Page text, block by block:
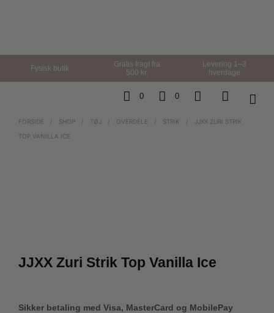
Fysisk butik
Gratis fragt fra
500 kr.
Levering 1–3
hverdage
0 0
FORSIDE / SHOP / TØJ / OVERDELE / STRIK /
JJXX ZURI STRIK
TOP VANILLA ICE
JJXX Zuri Strik Top Vanilla Ice
Sikker betaling med Visa, MasterCard og MobilePay